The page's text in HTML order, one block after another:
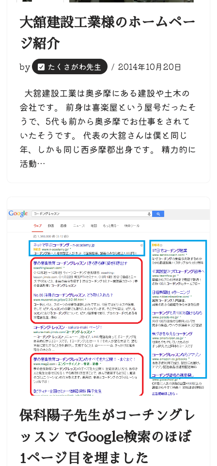
大舘建設工業様のホームペー
ジ紹介
by たくさがわ先生 2014年10月20日
大舘建設工業は奥多摩にある建設や土木の
会社です。 前身は喜楽屋という屋号だったそ
うで、5代も前から奥多摩でお仕事をされて
いたそうです。 代表の大舘さんは僕と同じ
年、しかも同じ西多摩郡出身です。 精力的に
活動…
保科陽子先生がコーチングレ
ッスン でGoogle検索のほぼ
1ページ目を埋ました